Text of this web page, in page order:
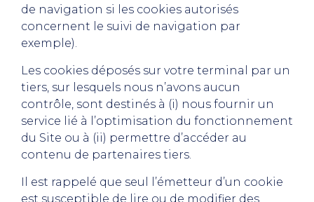
de navigation si les cookies autorisés
concernent le suivi de navigation par
exemple).
Les cookies déposés sur votre terminal par un
tiers, sur lesquels nous n’avons aucun
contrôle, sont destinés à (i) nous fournir un
service lié à l’optimisation du fonctionnement
du Site ou à (ii) permettre d’accéder au
contenu de partenaires tiers.
Il est rappelé que seul l’émetteur d’un cookie
est susceptible de lire ou de modifier des